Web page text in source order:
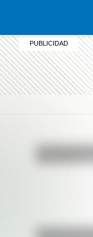
Bandera de